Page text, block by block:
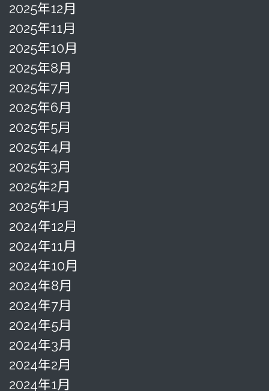
2025年12月
2025年11月
2025年10月
2025年8月
2025年7月
2025年6月
2025年5月
2025年4月
2025年3月
2025年2月
2025年1月
2024年12月
2024年11月
2024年10月
2024年8月
2024年7月
2024年5月
2024年3月
2024年2月
2024年1月